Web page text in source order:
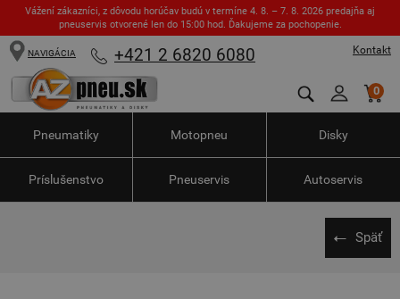
Vážení zákazníci, z dôvodu horúčav budú v termíne 4. 8. – 7. 8. 2026 predajňa aj
pneuservis otvorené len do 15:00 hod. Ďakujeme za pochopenie.
Kontakt
NAVIGÁCIA +421 2 6820 6080
0
Pneumatiky Motopneu Disky
Príslušenstvo Pneuservis Autoservis
Späť